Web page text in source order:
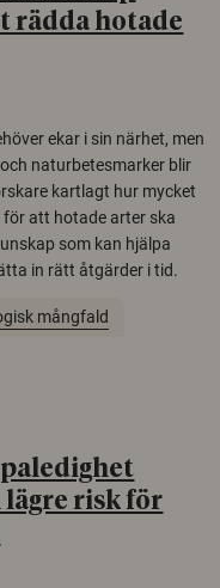
rädda hotade
ekar i sin närhet, men
naturbetesmarker blir
kartlagt hur mycket
för att hotade arter ska
som kan hjälpa
in rätt åtgärder i tid.
mångfald
risk för